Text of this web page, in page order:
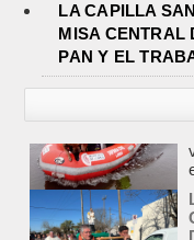
LA CAPILLA
MISA CENTRAL
PAN Y EL